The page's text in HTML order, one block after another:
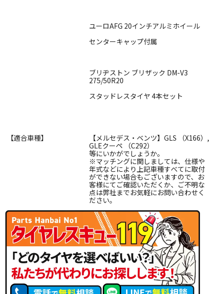
ユーロAFG 20インチアルミホイール
センターキャップ付属
ブリヂストン ブリザック DM-V3
275/50R20
スタッドレスタイヤ 4本セット
【適合車種】
【メルセデス・ベンツ】GLS （X166）,
GLEクーペ （C292）
等にいかがでしょうか。
※マッチングに関しましては、仕様や
年式などにより上記車種すべてに取付
ができない場合もございますので、お
客様にてご確認いただくか、ご不明な
点は弊社までお気軽にお問い合わせく
ださい。